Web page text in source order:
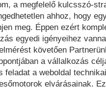
a megfelelő kulcsszó-
ahhoz, hogy
meg. Éppen ezért
egyedi igényeihez
követően
a vállalkozás
feladat a weboldal
elvárásainak.